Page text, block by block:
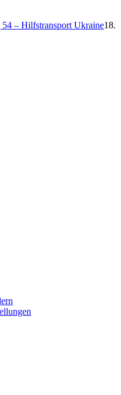
– Hilfstransport Ukraine18.